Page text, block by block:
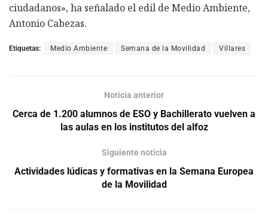
ciudadanos», ha señalado el edil de Medio Ambiente,
Antonio Cabezas.
Etiquetas: Medio Ambiente Semana de la Movilidad Villares
Noticia anterior
Cerca de 1.200 alumnos de ESO y Bachillerato vuelven a
las aulas en los institutos del alfoz
Siguiente noticia
Actividades lúdicas y formativas en la Semana Europea
de la Movilidad